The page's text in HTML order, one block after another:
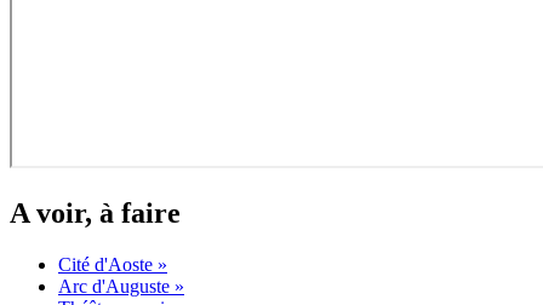
A voir, à faire
Cité d'Aoste »
Arc d'Auguste »